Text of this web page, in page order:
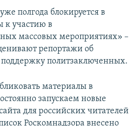
полгода блокируется в
к участию в
массовых мероприятиях» –
репортажи об
политзаключенных.
материалы в
запускаем новые
для российских читателей
Роскомнадзора внесено